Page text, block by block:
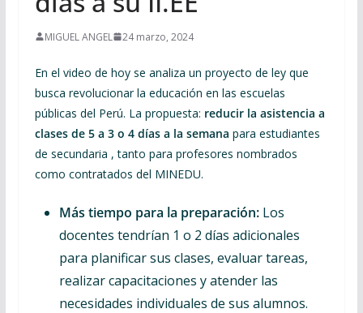
MIGUEL ANGEL 24 marzo, 2024
En el video de hoy se analiza un proyecto de ley que
busca revolucionar la educación en las escuelas
públicas del Perú. La propuesta: reducir la asistencia a
clases de 5 a 3 o 4 días a la semana para estudiantes
de secundaria , tanto para profesores nombrados
como contratados del MINEDU.
Más tiempo para la preparación:Los
docentes tendrían 1 o 2 días adicionales
para planificar sus clases, evaluar tareas,
realizar capacitaciones y atender las
necesidades individuales de sus alumnos.